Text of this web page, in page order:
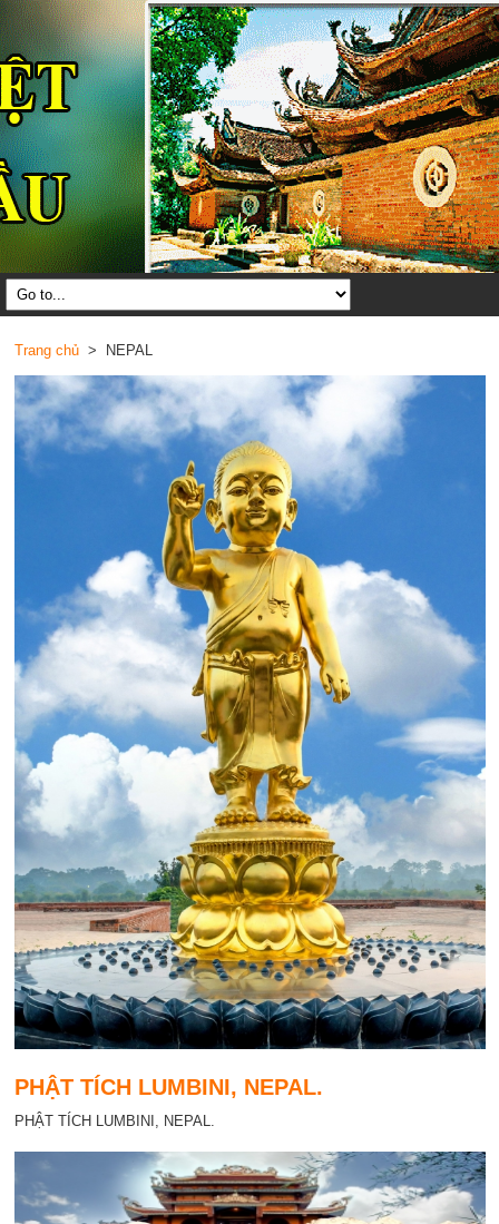
Trang chủ> NEPAL
PHẬT TÍCH LUMBINI, NEPAL.
PHẬT TÍCH LUMBINI, NEPAL.